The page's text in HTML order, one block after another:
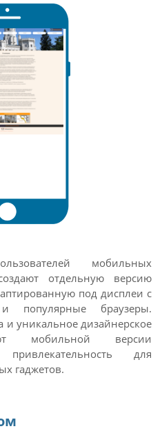
мобильных
отдельную версию
под дисплеи с
популярные браузеры.
и уникальное дизайнерское
мобильной версии
для
гаджетов.